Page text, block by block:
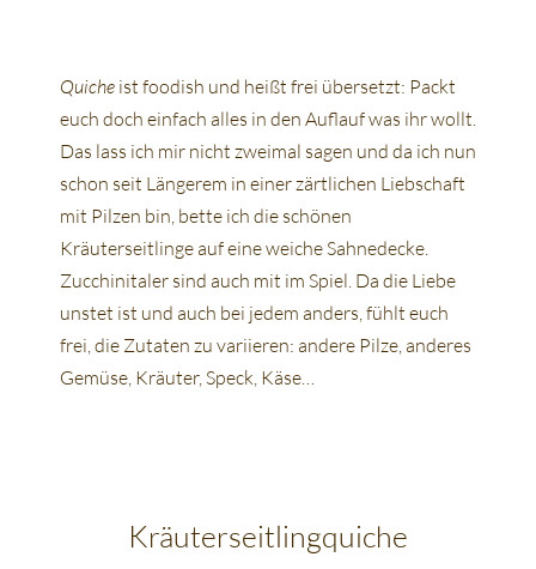
Quiche ist foodish und heißt frei übersetzt: Packt
euch doch einfach alles in den Auflauf was ihr wollt.
Das lass ich mir nicht zweimal sagen und da ich nun
schon seit Längerem in einer zärtlichen Liebschaft
mit Pilzen bin, bette ich die schönen
Kräuterseitlinge auf eine weiche Sahnedecke.
Zucchinitaler sind auch mit im Spiel. Da die Liebe
unstet ist und auch bei jedem anders, fühlt euch
frei, die Zutaten zu variieren: andere Pilze, anderes
Gemüse, Kräuter, Speck, Käse…
Kräuterseitlingquiche